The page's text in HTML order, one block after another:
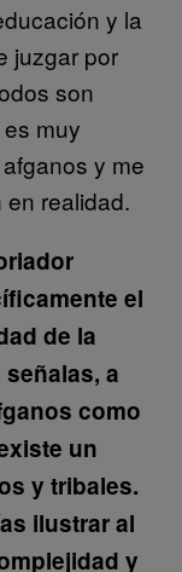
y la
juzgar por
son
muy
y me
realidad.
el
de la
a
como
un
y tribales.
ilustrar al
y